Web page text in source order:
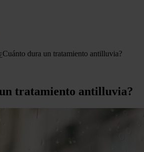
¿Cuánto dura un tratamiento antilluvia?
tratamiento antilluvia?